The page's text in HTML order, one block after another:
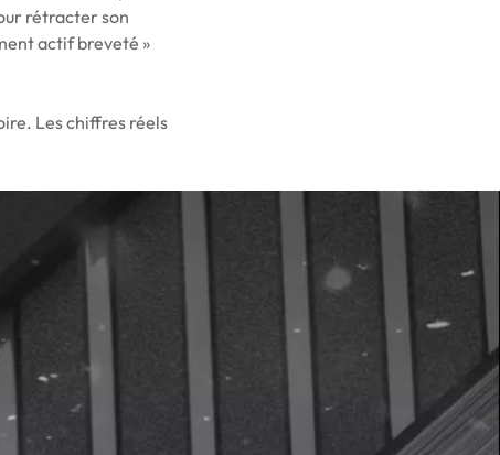
rétracter son
actif breveté »
Les chiffres réels